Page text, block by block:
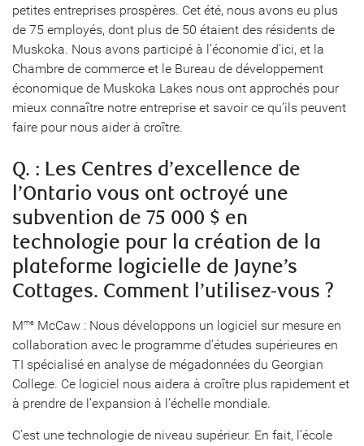
petites entreprises prospères. Cet été, nous avons eu plus
de 75 employés, dont plus de 50 étaient des résidents de
Muskoka. Nous avons participé à l’économie d’ici, et la
Chambre de commerce et le Bureau de développement
économique de Muskoka Lakes nous ont approchés pour
mieux connaître notre entreprise et savoir ce qu’ils peuvent
faire pour nous aider à croître.
Q. : Les Centres d’excellence de
l’Ontario vous ont octroyé une
subvention de 75 000 $ en
technologie pour la création de la
plateforme logicielle de Jayne’s
Cottages. Comment l’utilisez-vous ?
Mme McCaw : Nous développons un logiciel sur mesure en
collaboration avec le programme d’études supérieures en
TI spécialisé en analyse de mégadonnées du Georgian
College. Ce logiciel nous aidera à croître plus rapidement et
à prendre de l’expansion à l’échelle mondiale.
C’est une technologie de niveau supérieur. En fait, l’école